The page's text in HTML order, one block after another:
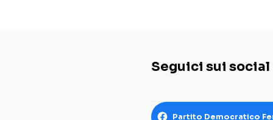
Seguici sui social
Partito Democratico